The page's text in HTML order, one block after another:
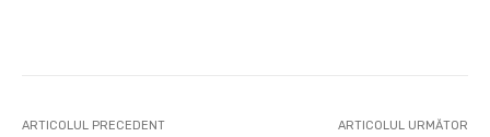
ARTICOLUL PRECEDENT ARTICOLUL URMĂTOR